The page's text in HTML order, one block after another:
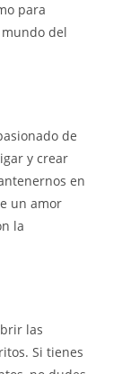
para
del
de
y crear
en
un amor
la
las
Si tienes